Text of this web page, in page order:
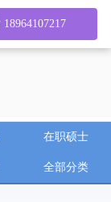
在职硕士
全部分类
18964107217